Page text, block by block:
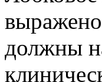
должны